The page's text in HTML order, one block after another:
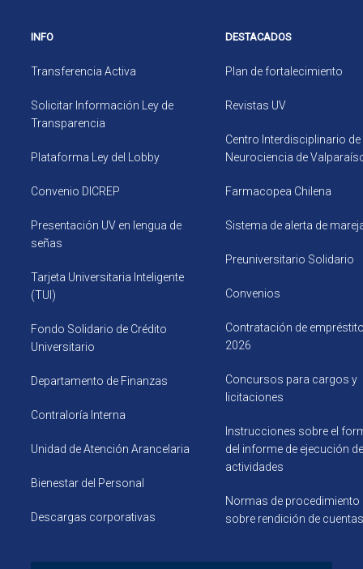
INFO
Transferencia Activa
Solicitar Información Ley de
Transparencia
Plataforma Ley del Lobby
Convenio DICREP
Presentación UV en lengua de
señas
Tarjeta Universitaria Inteligente
(TUI)
Fondo Solidario de Crédito
Universitario
Departamento de Finanzas
Contraloría Interna
Unidad de Atención Arancelaria
Bienestar del Personal
Descargas corporativas
DESTACADOS
Plan de fortalecimiento
Revistas UV
Centro Interdisciplinario de
Neurociencia de
Farmacopea Chilena
Sistema de alerta de
Preuniversitario Solidario
Convenios
Contratación de
2026
Concursos para cargos y
licitaciones
Instrucciones sobre el
del informe de ejecución de
actividades
Normas de procedimiento
sobre rendición de cuentas